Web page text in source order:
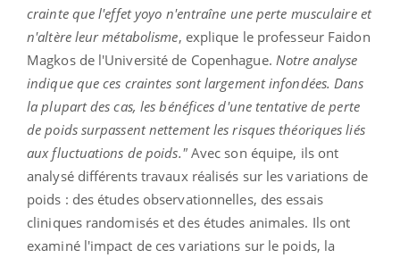
crainte que l'effet yoyo n'entraîne une perte musculaire et
n'altère leur métabolisme, explique le professeur Faidon
Magkos de l'Université de Copenhague. Notre analyse
indique que ces craintes sont largement infondées. Dans
la plupart des cas, les bénéfices d'une tentative de perte
de poids surpassent nettement les risques théoriques liés
aux fluctuations de poids."Avec son équipe, ils ont
analysé différents travaux réalisés sur les variations de
poids : des études observationnelles, des essais
cliniques randomisés et des études animales. Ils ont
examiné l'impact de ces variations sur le poids, la